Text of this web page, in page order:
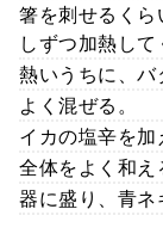
箸を刺せるく
しずつ加熱して
熱いうちに、バ
よく混ぜる。
イカの塩辛を加
全体をよく和え
器に盛り、青ネ